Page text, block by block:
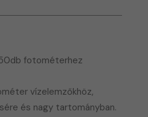
fotométerhez
vízelemzőkhöz,
és nagy tartományban.